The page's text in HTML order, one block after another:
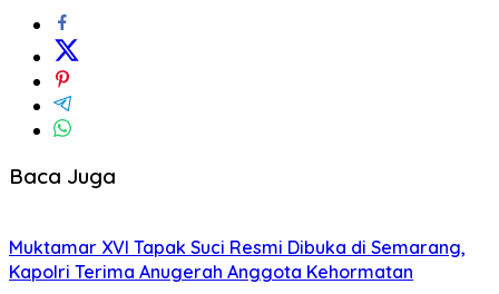
Baca Juga
Muktamar XVI Tapak Suci Resmi Dibuka di Semarang,
Kapolri Terima Anugerah Anggota Kehormatan